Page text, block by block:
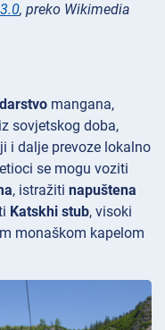
, preko Wikimedia
mangana,
iz sovjetskog doba,
i dalje prevoze lokalno
se mogu voziti
, istražiti napuštena
Katskhi stub, visoki
monaškom kapelom